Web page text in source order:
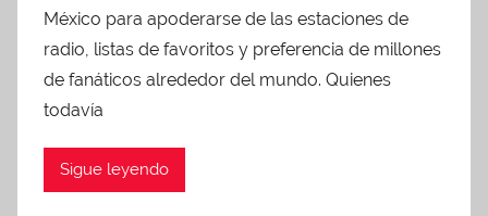
i
c
a
d
México para apoderarse de las estaciones de
radio, listas de favoritos y preferencia de millones
de fanáticos alrededor del mundo. Quienes
todavía
Sigue leyendo